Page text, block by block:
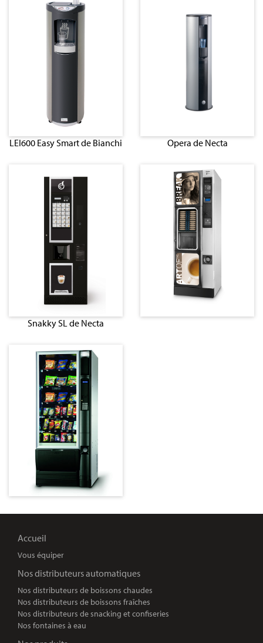
LEI600 Easy Smart de Bianchi Opera de Necta
Snakky SL de Necta
Accueil
Vous équiper
Nos distributeurs automatiques
Nos distributeurs de boissons chaudes
Nos distributeurs de boissons fraîches
Nos distributeurs de snacking et confiseries
Nos fontaines à eau